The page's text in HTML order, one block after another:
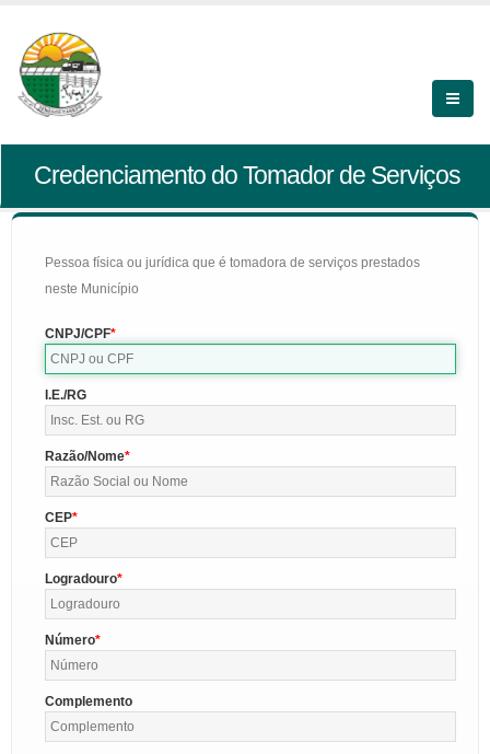
Credenciamento do Tomador de Serviços
Pessoa física ou jurídica que é tomadora de serviços prestados
neste Município
CNPJ/CPF
I.E./RG
Razão/Nome
CEP
Logradouro
Número
Complemento